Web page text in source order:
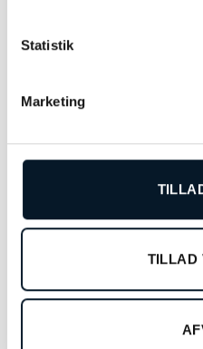
Statistik
Marketing
TILLAD
Montblanc Blækflaske Royal
Blue – MB128185
kr.220,00